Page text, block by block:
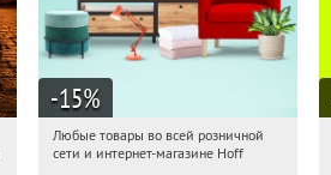
-15%
08:13:14 Получили:
Любые товары во всей розничной
сети и интернет-магазине Hoff